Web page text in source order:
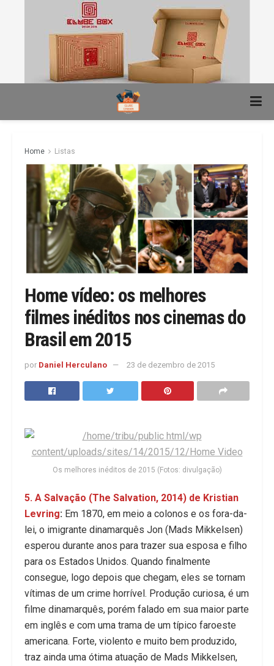
Home Listas
Home vídeo: os melhores
filmes inéditos nos cinemas do
Brasil em 2015
por Daniel Herculano 23 de dezembro de 2015
Os melhores inéditos de 2015 (Fotos: divulgação)
5. A Salvação (The Salvation, 2014) de Kristian
Levring: Em 1870, em meio a colonos e os fora-da-
lei, o imigrante dinamarquês Jon (Mads Mikkelsen)
esperou durante anos para trazer sua esposa e filho
para os Estados Unidos. Quando finalmente
consegue, logo depois que chegam, eles se tornam
vítimas de um crime horrível. Produção curiosa, é um
filme dinamarquês, porém falado em sua maior parte
em inglês e com uma trama de um típico faroeste
americana. Forte, violento e muito bem produzido,
traz ainda uma ótima atuação de Mads Mikkelsen,